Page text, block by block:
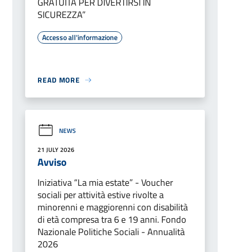
SICUREZZA”
Accesso all'informazione
READ MORE
NEWS
21 JULY 2026
Avviso
Iniziativa “La mia estate” - Voucher
sociali per attività estive rivolte a
minorenni e maggiorenni con disabilità
di età compresa tra 6 e 19 anni. Fondo
Nazionale Politiche Sociali - Annualità
2026